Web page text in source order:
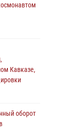
в
и
Кавказе,
оборот